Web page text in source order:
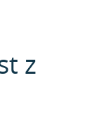
z